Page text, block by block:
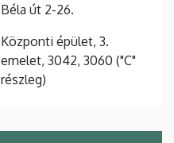
Béla út 2-26.
Központi épület, 3.
emelet, 3042, 3060 ("C"
részleg)